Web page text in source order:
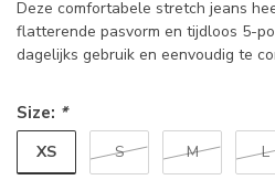
Deze comfortabele stretch jeans
flatterende pasvorm en tijdloos 5-
dagelijks gebruik en eenvoudig te
Size: *
XS S M L